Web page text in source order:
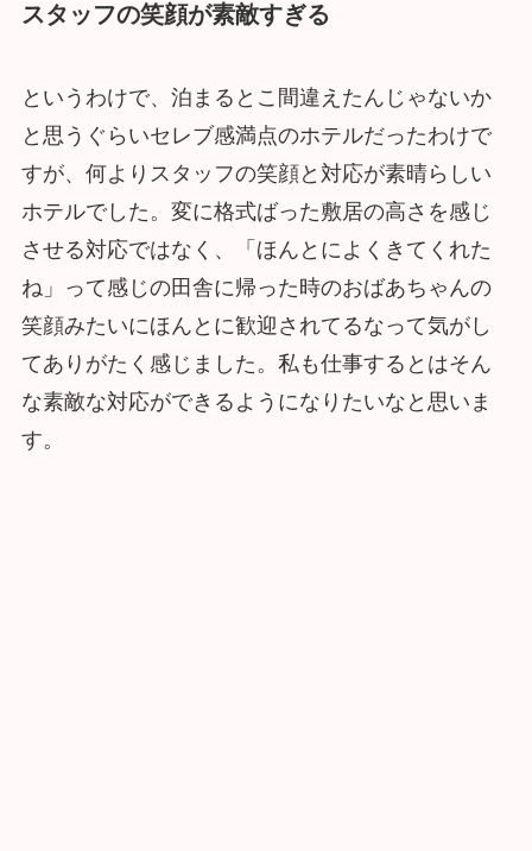
スタッフの笑顔が素敵すぎる
というわけで、泊まるとこ間違えたんじゃないか
と思うぐらいセレブ感満点のホテルだったわけで
すが、何よりスタッフの笑顔と対応が素晴らしい
ホテルでした。変に格式ばった敷居の高さを感じ
させる対応ではなく、「ほんとによくきてくれた
ね」って感じの田舎に帰った時のおばあちゃんの
笑顔みたいにほんとに歓迎されてるなって気がし
てありがたく感じました。私も仕事するとはそん
な素敵な対応ができるようになりたいなと思いま
す。